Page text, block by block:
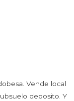
Vende local
deposito. Y